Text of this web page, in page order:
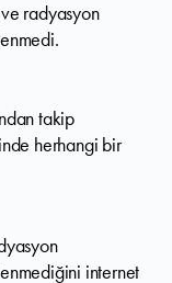
radyasyon
takip
herhangi bir
internet